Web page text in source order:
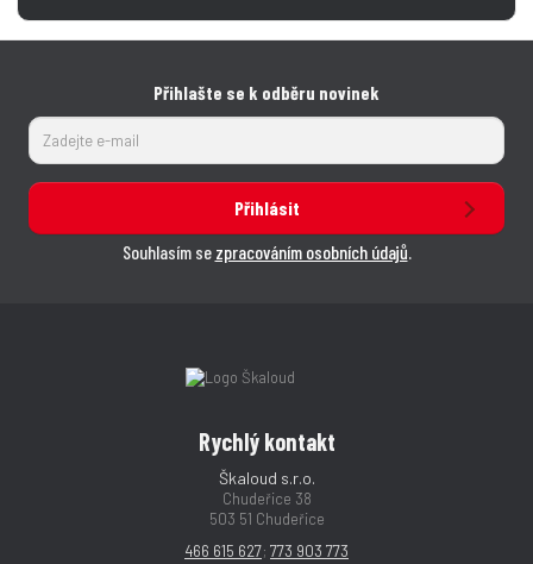
Přihlašte se k odběru novinek
Přihlásit
Souhlasím se zpracováním osobních údajů.
Rychlý kontakt
Škaloud s.r.o.
Chudeřice 38
503 51 Chudeřice
466 615 627; 773 903 773